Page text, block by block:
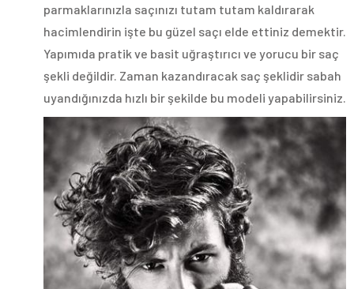
parmaklarınızla saçınızı tutam tutam kaldırarak
hacimlendirin işte bu güzel saçı elde ettiniz demektir.
Yapımıda pratik ve basit uğraştırıcı ve yorucu bir saç
şekli değildir. Zaman kazandıracak saç şeklidir sabah
uyandığınızda hızlı bir şekilde bu modeli yapabilirsiniz.